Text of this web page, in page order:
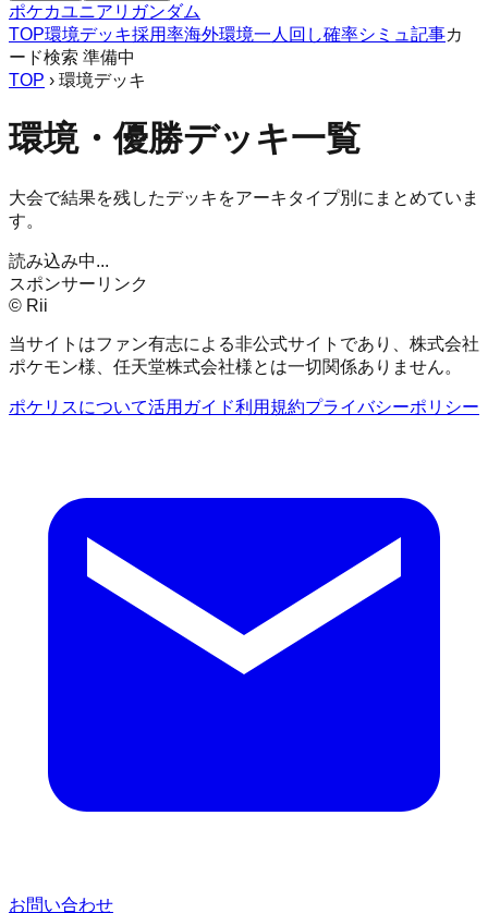
ポケカユニアリ ガンダム
TOP環境デッキ採用率海外環境一人回し確率シミュ 記事カ
ード検索 準備中
TOP › 環境デッキ
環境・優勝デッキ一覧
大会で結果を残したデッキをアーキタイプ別にまとめていま
す。
読み込み中...
スポンサーリンク
© Rii
当サイトはファン有志による非公式サイトであり、株式会社
ポケモン様、任天堂株式会社様とは一切関係ありません。
ポケリスについて活用ガイド利用規約プライバシーポリシー
お問い合わせ